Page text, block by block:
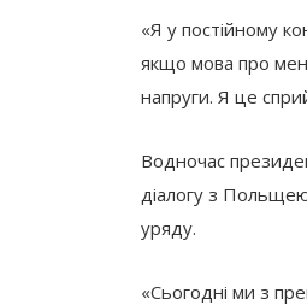
«Я у постійному
якщо мова про
напруги. Я це
Водночас
діалогу з
уряду.
«Сьогодні ми з